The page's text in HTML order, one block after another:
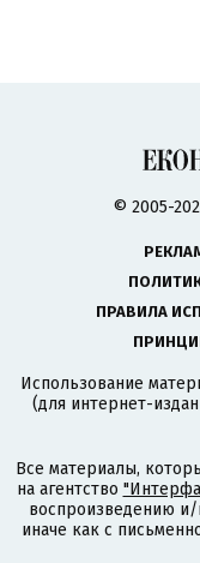
© 2005-
ПРАВИЛА
Использование
(для интернет-
Все материалы,
на агентство
воспроизведению
иначе как с